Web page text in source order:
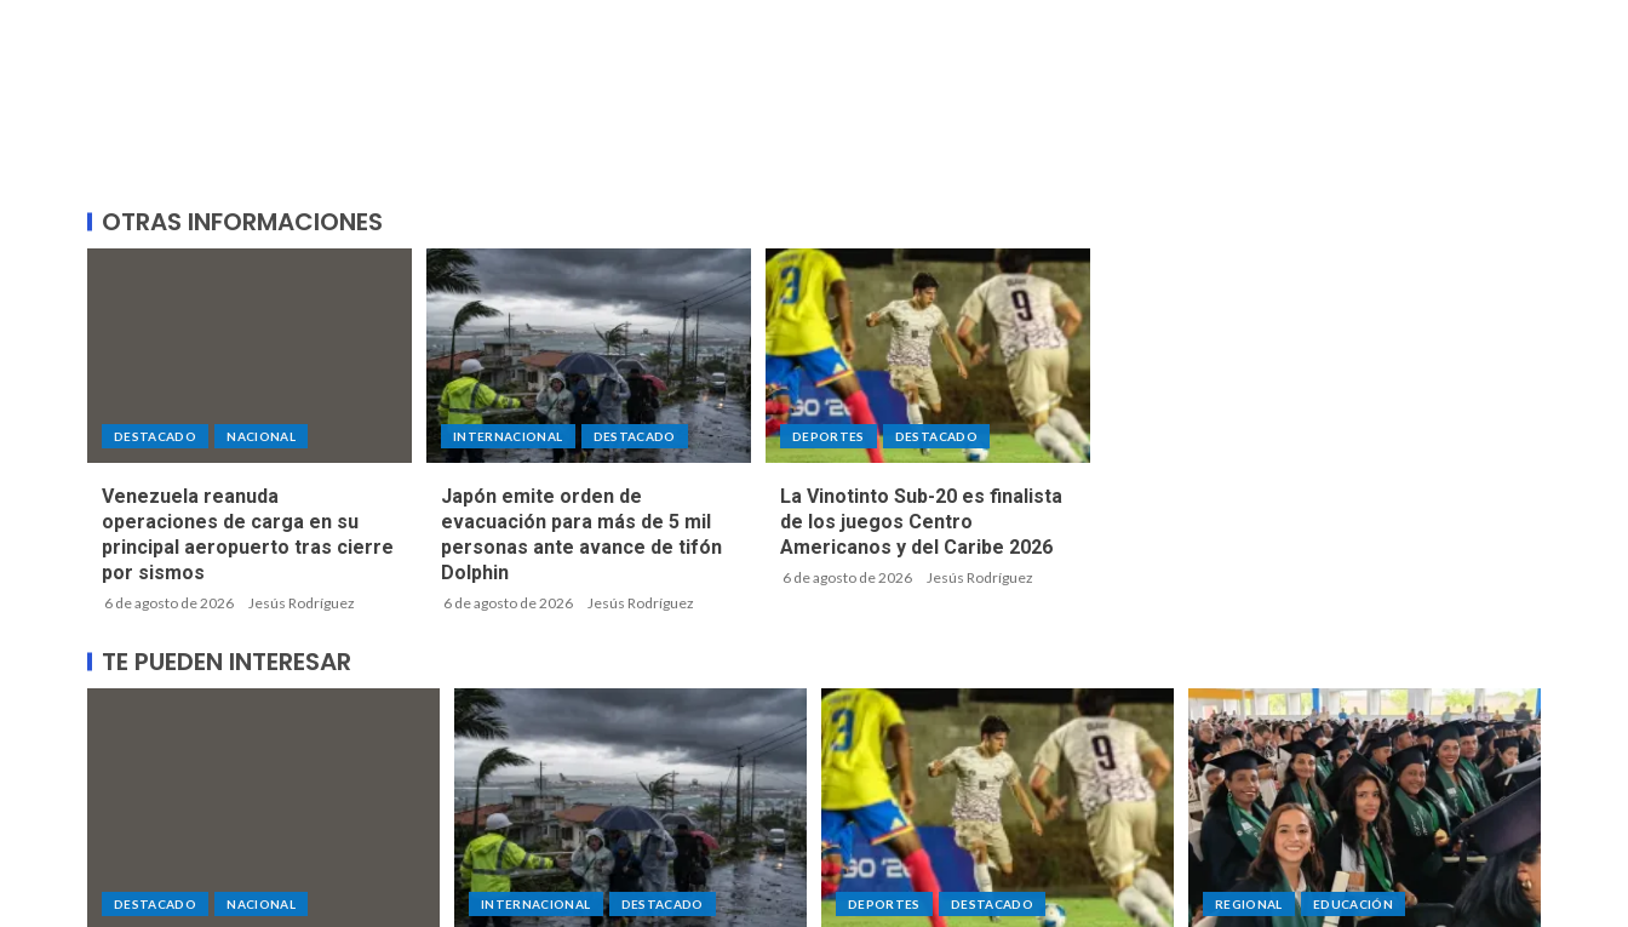
OTRAS INFORMACIONES
DESTACADO NACIONAL
Venezuela reanuda
operaciones de carga en su
principal aeropuerto tras cierre
por sismos
6 de agosto de 2026 Jesús Rodríguez
INTERNACIONAL DESTACADO
Japón emite orden de
evacuación para más de 5 mil
personas ante avance de tifón
Dolphin
6 de agosto de 2026 Jesús Rodríguez
DEPORTES DESTACADO
La Vinotinto Sub-20 es finalista
de los juegos Centro
Americanos y del Caribe 2026
6 de agosto de 2026 Jesús Rodríguez
TE PUEDEN INTERESAR
DESTACADO NACIONAL INTERNACIONAL DESTACADO DEPORTES DESTACADO REGIONAL EDUCACIÓN